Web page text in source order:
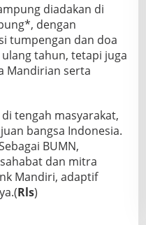
diadakan di
dengan
tumpengan dan doa
tahun, tetapi juga
Mandirian serta
tengah masyarakat,
bangsa Indonesia.
BUMN,
dan mitra
Mandiri, adaptif
Rls)